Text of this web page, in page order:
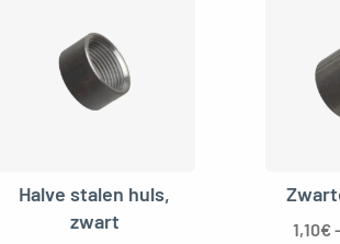
Halve stalen huls,
zwart
1,10€